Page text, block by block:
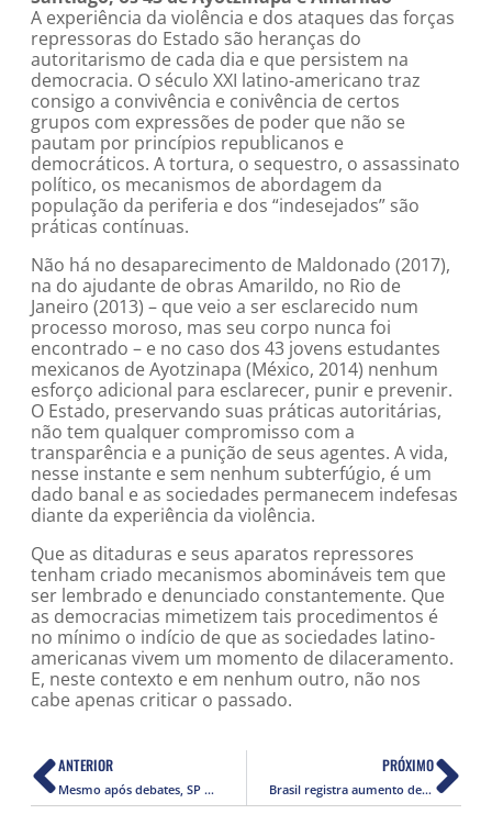
A experiência da violência e dos ataques das forças
repressoras do Estado são heranças do
autoritarismo de cada dia e que persistem na
democracia. O século XXI latino-americano traz
consigo a convivência e conivência de certos
grupos com expressões de poder que não se
pautam por princípios republicanos e
democráticos. A tortura, o sequestro, o assassinato
político, os mecanismos de abordagem da
população da periferia e dos “indesejados” são
práticas contínuas.
Não há no desaparecimento de Maldonado (2017),
na do ajudante de obras Amarildo, no Rio de
Janeiro (2013) – que veio a ser esclarecido num
processo moroso, mas seu corpo nunca foi
encontrado – e no caso dos 43 jovens estudantes
mexicanos de Ayotzinapa (México, 2014) nenhum
esforço adicional para esclarecer, punir e prevenir.
O Estado, preservando suas práticas autoritárias,
não tem qualquer compromisso com a
transparência e a punição de seus agentes. A vida,
nesse instante e sem nenhum subterfúgio, é um
dado banal e as sociedades permanecem indefesas
diante da experiência da violência.
Que as ditaduras e seus aparatos repressores
tenham criado mecanismos abomináveis tem que
ser lembrado e denunciado constantemente. Que
as democracias mimetizem tais procedimentos é
no mínimo o indício de que as sociedades latino-
americanas vivem um momento de dilaceramento.
E, neste contexto e em nenhum outro, não nos
cabe apenas criticar o passado.
ANTERIOR
Mesmo após debates, SP mantém nomes de ruas que lembram agentes da ditadura
PRÓXIMO
Brasil registra aumento de violações de direitos humanos